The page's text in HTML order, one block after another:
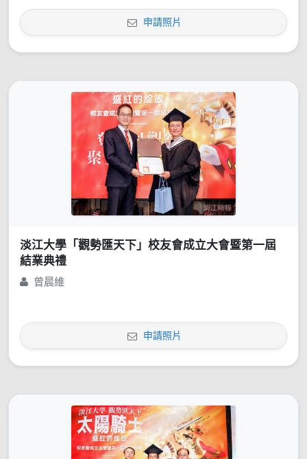
申請照片
淡江大學「觀勢匯天下」校友會成立大會暨第一屆
結業典禮
曾晨維
申請照片